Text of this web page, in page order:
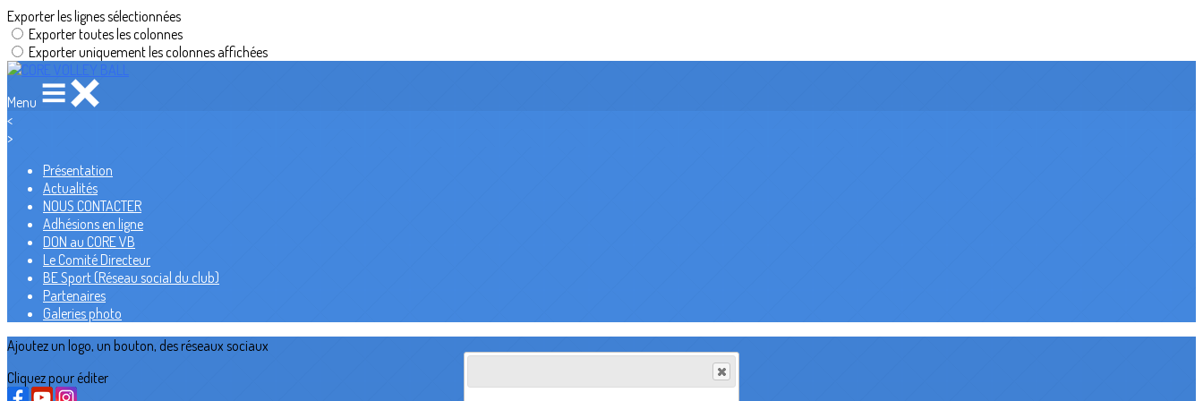
Exporter les lignes sélectionnées
Exporter toutes les colonnes
Exporter uniquement les colonnes affichées
Menu
<
>
Présentation
Actualités
NOUS CONTACTER
Adhésions en ligne
DON au CORE VB
Le Comité Directeur
BE Sport (Réseau social du club)
Partenaires
Galeries photo
Ajoutez un logo, un bouton, des réseaux sociaux
Cliquez pour éditer